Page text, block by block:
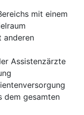
mit einem
anderen
Assistenzärzte
dem gesamten